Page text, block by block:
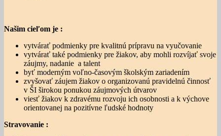
Našim cieľom je :
vytvárať podmienky pre kvalitnú prípravu na vyučovanie
vytvárať také podmienky pre žiakov, aby mohli rozvíjať svoje
záujmy, nadanie a talent
byť moderným voľno-časovým školským zariadením
zvyšovať záujem žiakov o organizovanú pravidelnú činnosť
v ŠI širokou ponukou záujmových útvarov
viesť žiakov k zdravému rozvoju ich osobnosti a k výchove
orientovanej na pozitívne ľudské hodnoty
Stravovanie :